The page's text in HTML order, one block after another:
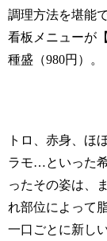
調理方法を堪能
看板メニューが
種盛（980円）。
トロ、赤身、ほ
ラモ…といった
ったその姿は、
れ部位によって
一口ごとに新し